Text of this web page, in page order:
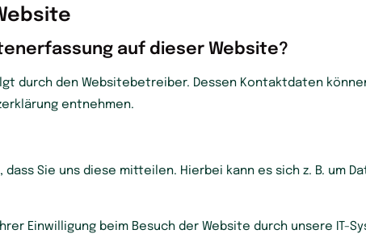
auf dieser Website?
durch den Websitebetreiber. Dessen Kontaktdaten
entnehmen.
Sie uns diese mitteilen. Hierbei kann es sich z. B. um
Einwilligung beim Besuch der Website durch unsere IT-